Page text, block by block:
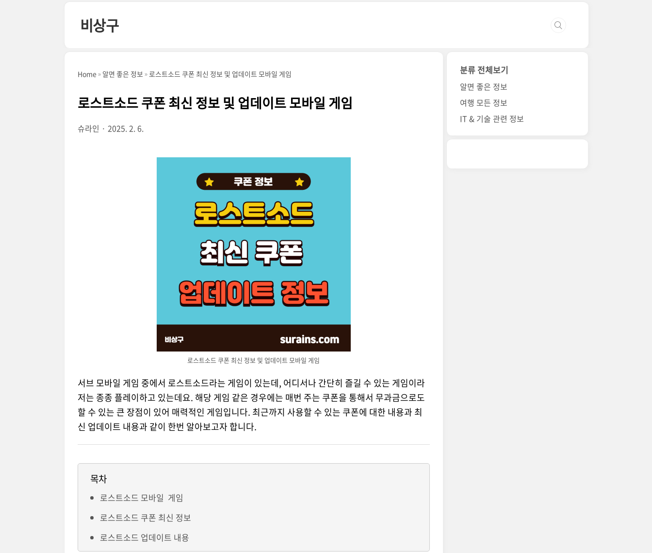
비상구
Home 알면 좋은 정보 로스트소드 쿠폰 최신 정보 및 업데이트 모바일 게임
로스트소드 쿠폰 최신 정보 및 업데이트 모바일 게임
슈라인 2025. 2. 6.
로스트소드 쿠폰 최신 정보 및 업데이트 모바일 게임
서브 모바일 게임 중에서 로스트소드라는 게임이 있는데, 어디서나 간단히 즐길 수 있는 게임이라
저는 종종 플레이하고 있는데요. 해당 게임 같은 경우에는 매번 주는 쿠폰을 통해서 무과금으로도
할 수 있는 큰 장점이 있어 매력적인 게임입니다. 최근까지 사용할 수 있는 쿠폰에 대한 내용과 최
신 업데이트 내용과 같이 한번 알아보고자 합니다.
목차
로스트소드 모바일 게임
로스트소드 쿠폰 최신 정보
로스트소드 업데이트 내용
분류 전체보기
알면 좋은 정보
여행 모든 정보
IT & 기술 관련 정보